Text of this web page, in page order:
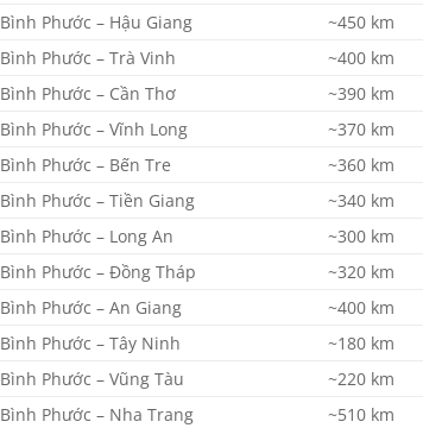
Bình Phước – Hậu Giang ~450 km
Bình Phước – Trà Vinh ~400 km
Bình Phước – Cần Thơ ~390 km
Bình Phước – Vĩnh Long ~370 km
Bình Phước – Bến Tre ~360 km
Bình Phước – Tiền Giang ~340 km
Bình Phước – Long An ~300 km
Bình Phước – Đồng Tháp ~320 km
Bình Phước – An Giang ~400 km
Bình Phước – Tây Ninh ~180 km
Bình Phước – Vũng Tàu ~220 km
Bình Phước – Nha Trang ~510 km